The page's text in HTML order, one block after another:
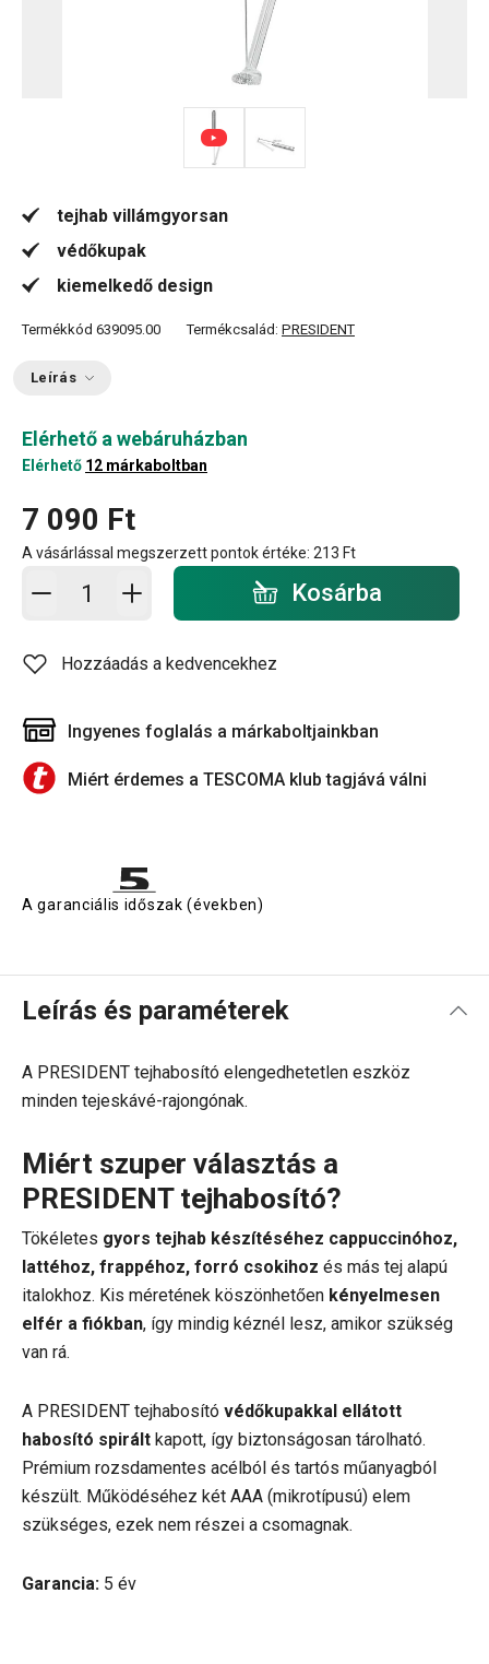
tejhab villámgyorsan
védőkupak
kiemelkedő design
Termékkód 639095.00 Termékcsalád: PRESIDENT
Leírás
Elérhető a webáruházban
Elérhető 12 márkaboltban
7 090 Ft
A vásárlással megszerzett pontok értéke: 213 Ft
Kosárba - mennyiség Kosárba
Hozzáadás a kedvencekhez
Ingyenes foglalás a márkaboltjainkban
Miért érdemes a TESCOMA klub tagjává válni
A garanciális időszak (években)
Leírás és paraméterek
A PRESIDENT tejhabosító elengedhetetlen eszköz
minden tejeskávé-rajongónak.
Miért szuper választás a
PRESIDENT tejhabosító?
Tökéletes gyors tejhab készítéséhez cappuccinóhoz,
lattéhoz, frappéhoz, forró csokihoz és más tej alapú
italokhoz. Kis méretének köszönhetően kényelmesen
elfér a fiókban, így mindig kéznél lesz, amikor szükség
van rá.
A PRESIDENT tejhabosító védőkupakkal ellátott
habosító spirált kapott, így biztonságosan tárolható.
Prémium rozsdamentes acélból és tartós műanyagból
készült. Működéséhez két AAA (mikrotípusú) elem
szükséges, ezek nem részei a csomagnak.
Garancia: 5 év